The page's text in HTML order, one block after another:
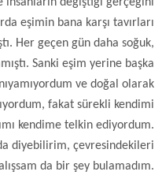
eşimin bana karşı tavırları
Her geçen gün daha soğuk,
Sanki eşim yerine başka
ve doğal olarak
fakat sürekli kendimi
kendime telkin ediyordum.
diyebilirim, çevresindekileri
da bir şey bulamadım.